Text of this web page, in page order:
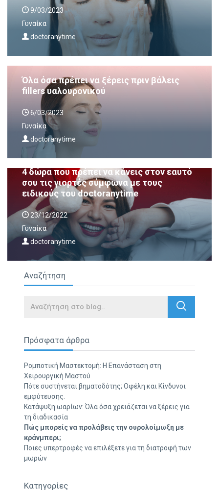
9/03/2023
Γυναίκα
doctoranytime
Όλα όσα πρέπει να ξέρεις πριν βάλεις
fillers υαλουρονικού
6/03/2023
Γυναίκα
doctoranytime
4 δώρα που πρέπει να κάνεις στον εαυτό
σου τις γιορτές σύμφωνα με τους
ειδικούς του doctoranytime
23/12/2022
Γυναίκα
doctoranytime
Αναζήτηση
Search
Πρόσφατα άρθρα
Ρομποτική Μαστεκτομή: Η Επανάσταση στη
Χειρουργική Μαστού
Πότε συστήνεται βηματοδότης; Οφέλη και Κίνδυνοι
εμφύτευσης.
Κατάψυξη ωαρίων: Όλα όσα χρειάζεται να ξέρεις για
τη διαδικασία
Πώς μπορείς να προλάβεις την ουρολοίμωξη με
κράνμπερι;
Ποιες υπερτροφές να επιλέξετε για τη διατροφή των
μωρών
Κατηγορίες